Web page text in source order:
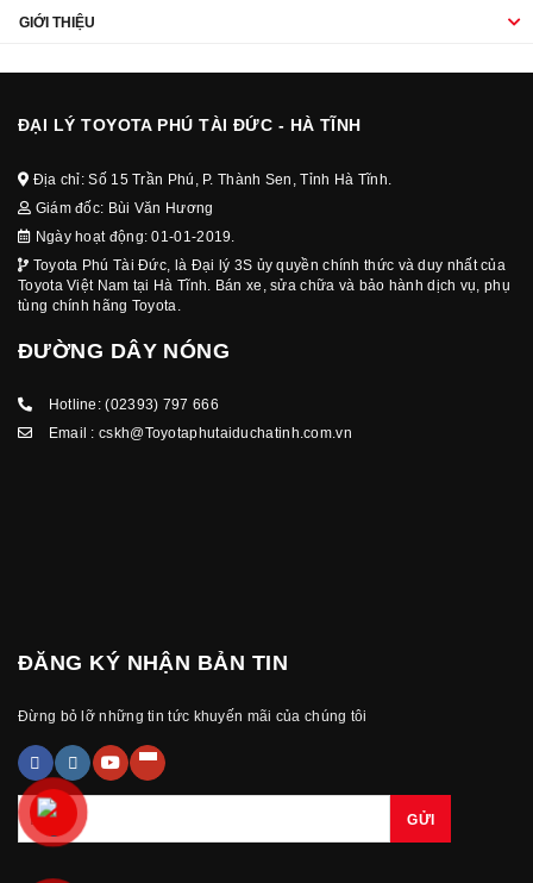
GIỚI THIỆU
ĐẠI LÝ TOYOTA PHÚ TÀI ĐỨC - HÀ TĨNH
Địa chỉ: Số 15 Trần Phú, P. Thành Sen, Tỉnh Hà Tĩnh.
Giám đốc: Bùi Văn Hương
Ngày hoạt động: 01-01-2019.
Toyota Phú Tài Đức, là Đại lý 3S ủy quyền chính thức và duy nhất của
Toyota Việt Nam tại Hà Tĩnh. Bán xe, sửa chữa và bảo hành dịch vụ, phụ
tùng chính hãng Toyota.
ĐƯỜNG DÂY NÓNG
Hotline:(02393) 797 666
Email :cskh@Toyotaphutaiduchatinh.com.vn
ĐĂNG KÝ NHẬN BẢN TIN
Đừng bỏ lỡ những tin tức khuyến mãi của chúng tôi